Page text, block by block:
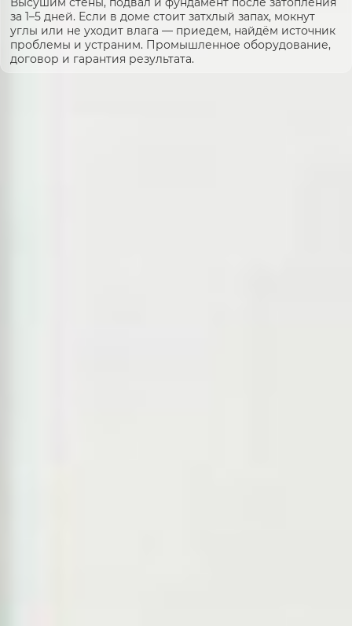
за 1–5 дней. Если в доме стоит затхлый запах, мокнут
углы или не уходит влага — приедем, найдём источник
проблемы и устраним. Промышленное оборудование,
договор и гарантия результата.